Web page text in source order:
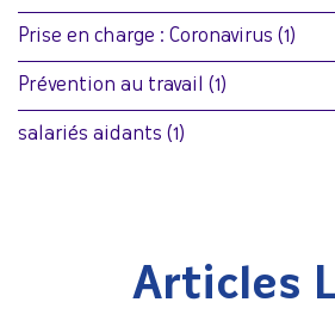
Prise en charge : Coronavirus (1)
Prévention au travail (1)
salariés aidants (1)
Articles